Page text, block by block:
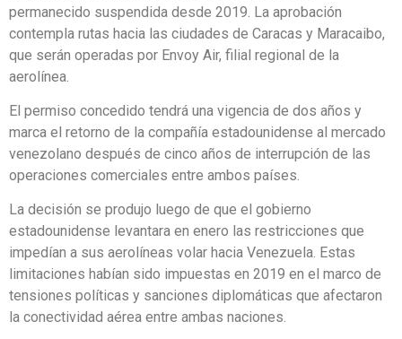
permanecido suspendida desde 2019. La aprobación
contempla rutas hacia las ciudades de Caracas y Maracaibo,
que serán operadas por Envoy Air, filial regional de la
aerolínea.
El permiso concedido tendrá una vigencia de dos años y
marca el retorno de la compañía estadounidense al mercado
venezolano después de cinco años de interrupción de las
operaciones comerciales entre ambos países.
La decisión se produjo luego de que el gobierno
estadounidense levantara en enero las restricciones que
impedían a sus aerolíneas volar hacia Venezuela. Estas
limitaciones habían sido impuestas en 2019 en el marco de
tensiones políticas y sanciones diplomáticas que afectaron
la conectividad aérea entre ambas naciones.